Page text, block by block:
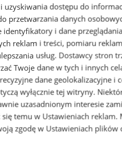
nad Bałtykiem w
Morze
uzyskiwania dostępu do
przetwarzania danych
identyfikatory i dane
reklam i treści, pomiaru
usług. Dostawcy stron
Twoje dane w tych i innych
dane geolokalizacyjne i
wyłącznie tej witryny.
uzasadnionym interesie
temu w Ustawieniach reklam.
zgodę w Ustawieniach plików